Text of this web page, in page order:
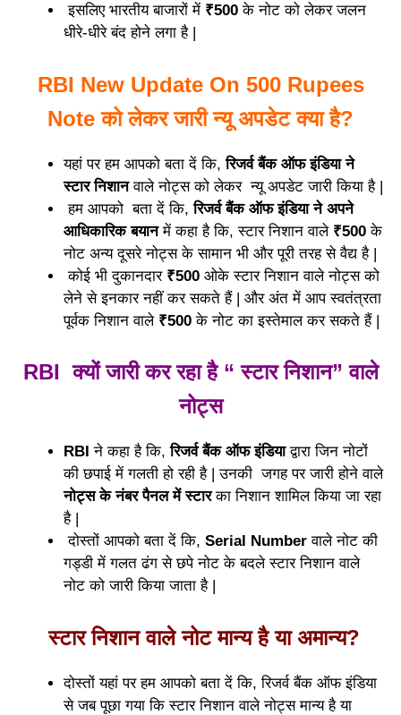
इसलिए भारतीय बाजारों में ₹500के नोट को लेकर जलन
धीरे-धीरे बंद होने लगा है |
RBI New Update On 500 Rupees
Note को लेकर जारी न्यू अपडेट क्या है?
यहां पर हम आपको बता दें कि,रिजर्व बैंक ऑफ इंडिया ने
स्टार निशानवाले नोट्स को लेकर न्यू अपडेट जारी किया है |
हम आपको बता दें कि, रिजर्व बैंक ऑफ इंडिया ने अपने
आधिकारिक बयानमें कहा है कि, स्टार निशान वाले ₹500के
नोट अन्य दूसरे नोट्स के सामान भी और पूरी तरह से वैद्य है |
कोई भी दुकानदार ₹500 ओके स्टार निशान वाले नोट्स को
लेने से इनकार नहीं कर सकते हैं | और अंत में आप स्वतंत्रता
पूर्वक निशान वाले ₹500के नोट का इस्तेमाल कर सकते हैं |
RBI क्यों जारी कर रहा है “ स्टार निशान” वाले
नोट्स
RBIने कहा है कि, रिजर्व बैंक ऑफ इंडियाद्वारा जिन नोटों
की छपाई में गलती हो रही है | उनकी जगह पर जारी होने वाले
नोट्स के नंबर पैनल में स्टारका निशान शामिल किया जा रहा
है |
दोस्तों आपको बता दें कि, Serial Number वाले नोट की
गड्डी में गलत ढंग से छपे नोट के बदले स्टार निशान वाले
नोट को जारी किया जाता है |
स्टार निशान वाले नोट मान्य है या अमान्य?
दोस्तों यहां पर हम आपको बता दें कि, रिजर्व बैंक ऑफ इंडिया
से जब पूछा गया कि स्टार निशान वाले नोट्स मान्य है या